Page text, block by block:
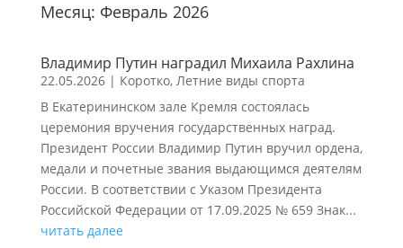
Месяц: Февраль 2026
Владимир Путин наградил Михаила Рахлина
22.05.2026| Коротко, Летние виды спорта
В Екатерининском зале Кремля состоялась
церемония вручения государственных наград.
Президент России Владимир Путин вручил ордена,
медали и почетные звания выдающимся деятелям
России. В соответствии с Указом Президента
Российской Федерации от 17.09.2025 № 659 Знак...
читать далее